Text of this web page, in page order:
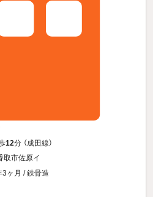
12分 （成田線）
取市佐原イ
ヶ月 / 鉄骨造